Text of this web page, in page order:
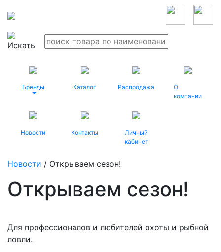
Бренды Каталог Распродажа
О
компании
Новости Контакты
Личный
кабинет
Новости / Открываем сезон!
Открываем сезон!
Для профессионалов и любителей охоты и рыбной
ловли.